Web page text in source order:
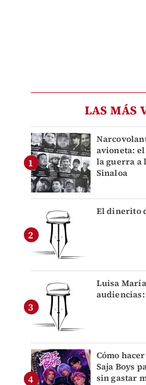
LAS MÁS
avioneta:
la guerra a
Sinaloa
El dinerito
Luisa
Cómo
Saja Boys
sin gastar